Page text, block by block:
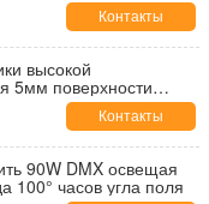
Контакты
высокой
5мм поверхности
Контакты
90W DMX освещая
100° часов угла поля